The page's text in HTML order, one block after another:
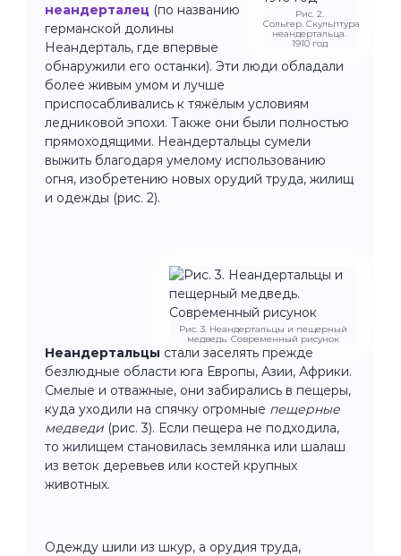
Рис. 2.
Сольгер. Скульптура
неандертальца.
1910 год
неандерталец (по названию
германской долины
Неандерталь, где впервые
обнаружили его останки). Эти люди обладали
более живым умом и лучше
приспосабливались к тяжёлым условиям
ледниковой эпохи. Также они были полностью
прямоходящими. Неандертальцы сумели
выжить благодаря умелому использованию
огня, изобретению новых орудий труда, жилищ
и одежды (рис. 2).
Рис. 3. Неандертальцы и пещерный
медведь. Современный рисунок
Неандертальцы стали заселять прежде
безлюдные области юга Европы, Азии, Африки.
Смелые и отважные, они забирались в пещеры,
куда уходили на спячку огромные пещерные
медведи (рис. 3). Если пещера не подходила,
то жилищем становилась землянка или шалаш
из веток деревьев или костей крупных
животных.
Одежду шили из шкур, а орудия труда,